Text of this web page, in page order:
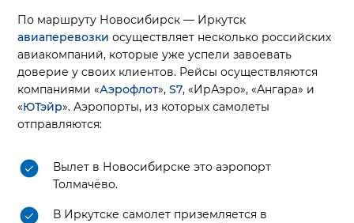
По маршруту Новосибирск — Иркутск
авиаперевозки осуществляет несколько российских
авиакомпаний, которые уже успели завоевать
доверие у своих клиентов. Рейсы осуществляются
компаниями «Аэрофлот»,S7, «ИрАэро», «Ангара» и
«ЮТэйр». Аэропорты, из которых самолеты
отправляются:
Вылет в Новосибирске это аэропорт
Толмачёво.
В Иркутске самолет приземляется в